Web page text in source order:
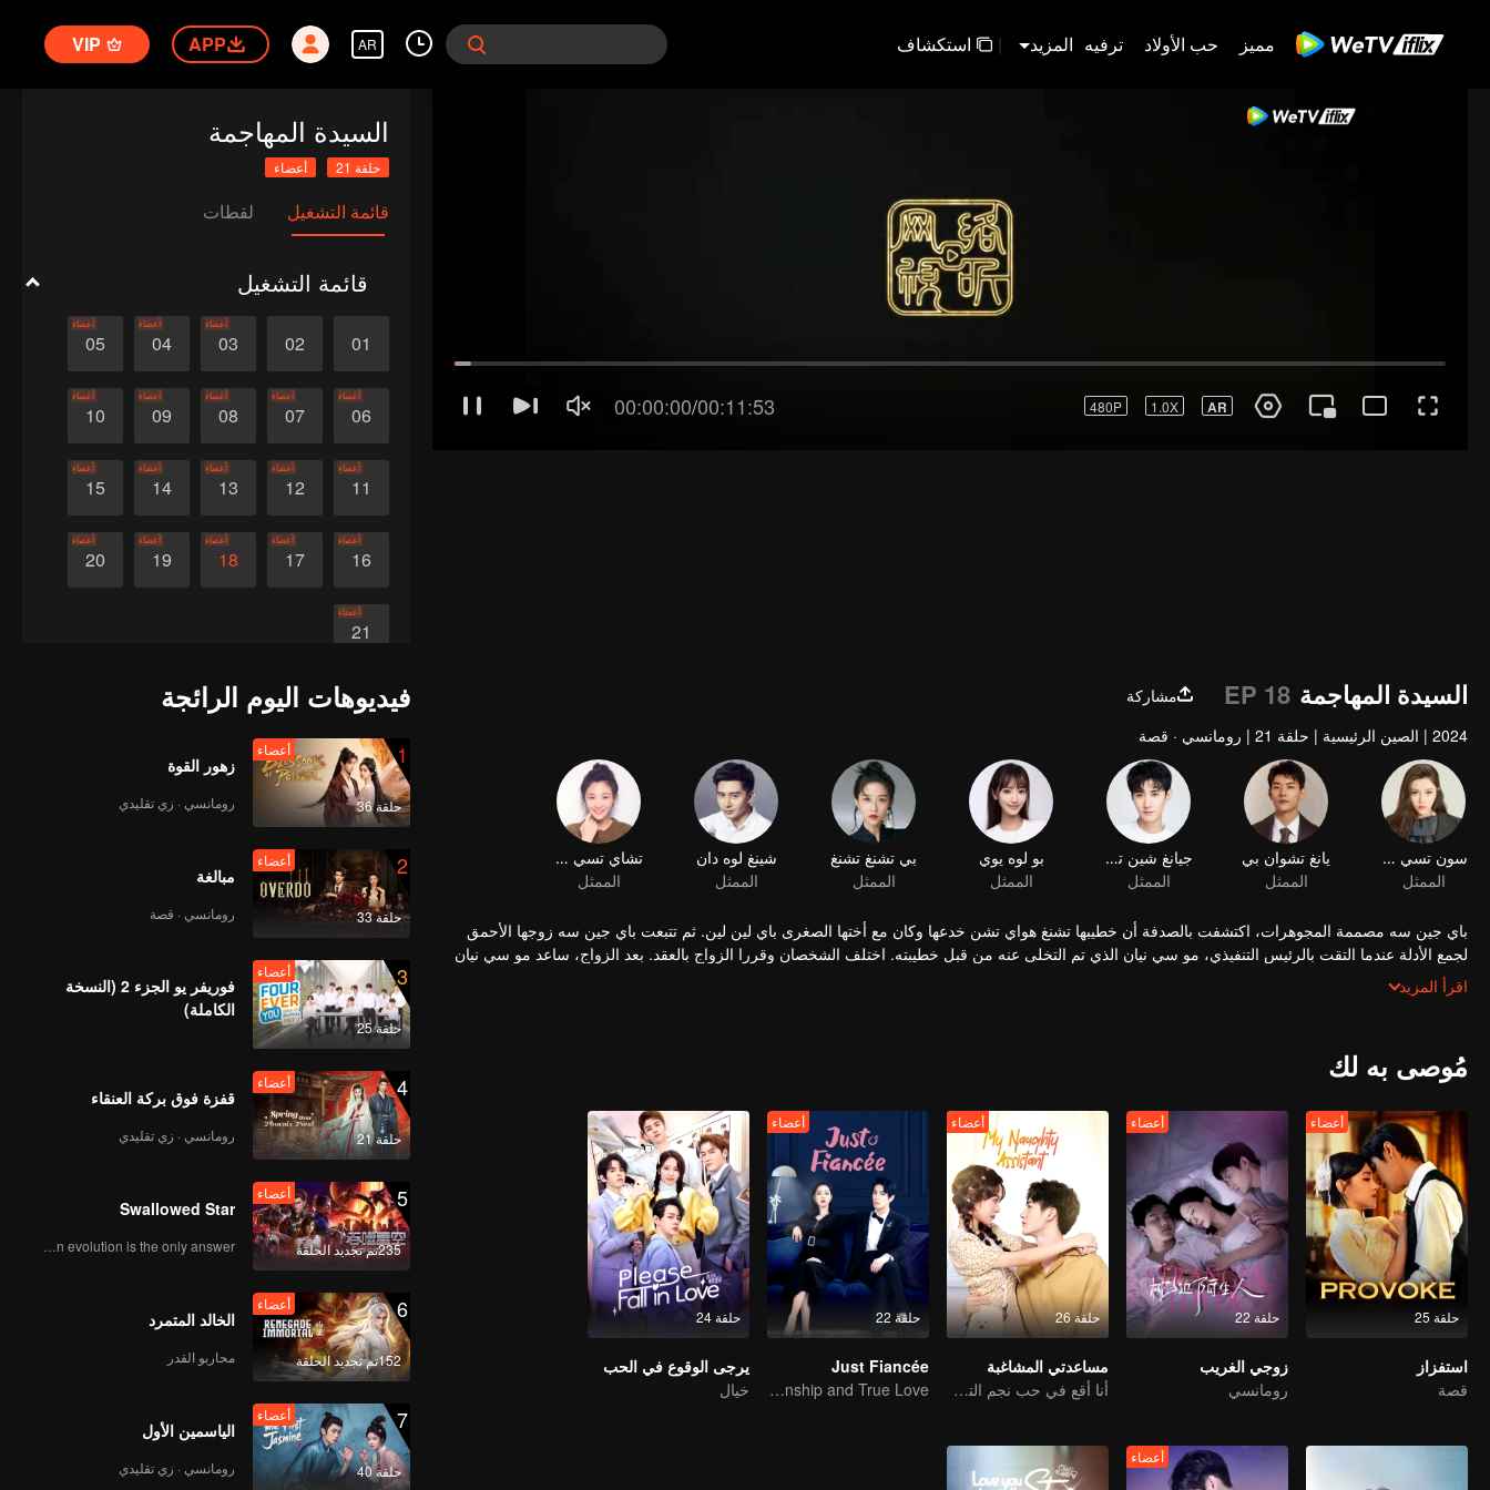
مميز حب الأولاد ترفيه المزيد | استكشاف AR
APP
VIP
السيدة المهاجمة
حلقة 21 أعضاء
قائمة التشغيل لقطات
قائمة التشغيل
01
02
03
أعضاء
04
أعضاء
05
أعضاء
06
أعضاء
07
أعضاء
08
أعضاء
09
أعضاء
10
أعضاء
11
أعضاء
12
أعضاء
13
أعضاء
14
أعضاء
15
أعضاء
16
أعضاء
17
أعضاء
18
أعضاء
19
أعضاء
20
أعضاء
21
أعضاء
السيدة المهاجمة EP 18
مشاركة
2024
| الصين الرئيسية | حلقة 21 | رومانسي · قصة
باي جين سه مصممة المجوهرات، اكتشفت بالصدفة أن خطيبها تشنغ هواي تشن خدعها وكان مع أختها الصغرى باي لين لين. ثم تتبعت باي جين سه زوجها الأحمق
لجمع الأدلة عندما التقت بالرئيس التنفيذي، مو سي نيان الذي تم التخلى عنه من قبل خطيبته. اختلف الشخصان وقررا الزواج بالعقد. بعد الزواج، ساعد مو سي نيان
باي جين سه في التخلص من خطيبها الخائن والعودة إلى عملها. خلال علاقتهما، طورا أيضًا مشاعر صادقة مع بعضهما البعض.
اقرأ المزيد
مُوصى به لك
حلقة 25
أعضاء
استفزاز
قصة
حلقة 22
أعضاء
زوجي الغريب
رومانسي
حلقة 26
أعضاء
مساعدتي المشاغبة
أنا أقع في حب نجم الترفيه
حلقة 22
أعضاء
Just Fiancée
The Contract Lover - Fake Relationship and True Love
حلقة 24
يرجى الوقوع في الحب
خيال
أعضاء
فيديوهات اليوم الرائجة
1
حلقة 36
أعضاء
زهور القوة
رومانسي · زي تقليدي
2
حلقة 33
أعضاء
مبالغة
رومانسي · قصة
3
حلقة 25
أعضاء
فوريفر يو الجزء 2 (النسخة
الكاملة)
4
حلقة 21
أعضاء
قفزة فوق بركة العنقاء
رومانسي · زي تقليدي
5
235تم تجديد الحلقة
أعضاء
Swallowed Star
Human evolution is the only answer.
6
152تم تجديد الحلقة
أعضاء
الخالد المتمرد
محاربو القدر
7
حلقة 40
أعضاء
الياسمين الأول
رومانسي · زي تقليدي